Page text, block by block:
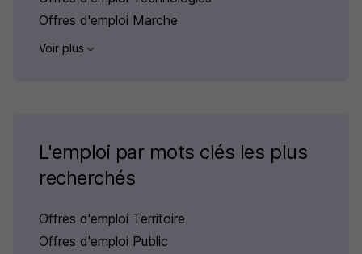
Offres d'emploi Marche
Voir plus
L'emploi par mots clés les plus
recherchés
Offres d'emploi Territoire
Offres d'emploi Public